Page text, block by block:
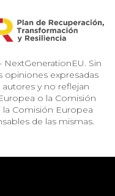
Sin
opiniones expresadas
y no reflejan
o la Comisión
Comisión Europea
de las mismas.